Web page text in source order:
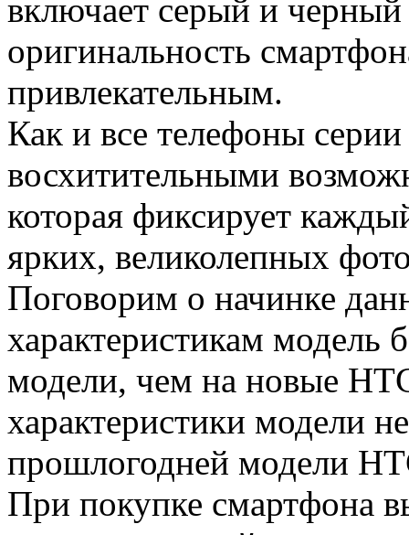
включает серый и черный
оригинальность
привлекательным.
Как и все телефоны
восхитительными
которая фиксирует
ярких, великолепных
Поговорим о начинке
характеристикам модель
модели, чем на новые
характеристики модели
прошлогодней модели
При покупке смартфона